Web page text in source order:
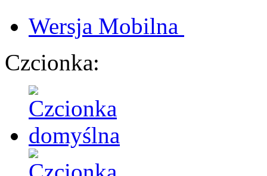
Wersja Mobilna
Czcionka: